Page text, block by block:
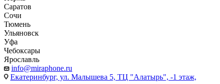
Саратов
Сочи
Тюмень
Ульяновск
Уфа
Чебоксары
Ярославль
info@miraphone.ru
Екатеринбург, ул. Малышева 5, ТЦ "Алатырь", -1 этаж,